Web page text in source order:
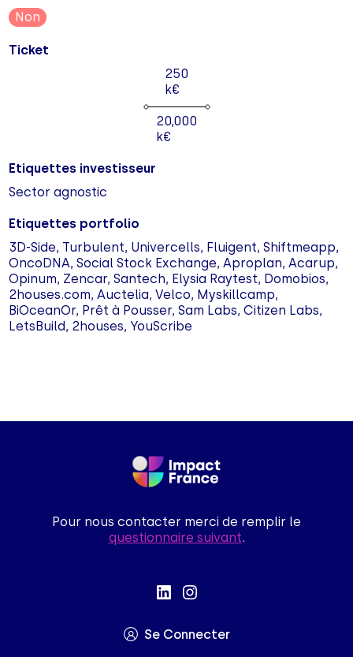
Non
Ticket
250
k€
20,000
k€
Etiquettes investisseur
Sector agnostic
Etiquettes portfolio
3D-Side, Turbulent, Univercells, Fluigent, Shiftmeapp,
OncoDNA, Social Stock Exchange, Aproplan, Acarup,
Opinum, Zencar, Santech, Elysia Raytest, Domobios,
2houses.com, Auctelia, Velco, Myskillcamp,
BiOceanOr, Prêt à Pousser, Sam Labs, Citizen Labs,
LetsBuild, 2houses, YouScribe
Pour nous contacter merci de remplir le
questionnaire suivant.
Se Connecter